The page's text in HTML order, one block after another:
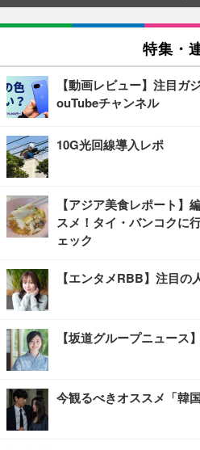
特集・
【動画レビュー】注目ガ
ouTubeチャンネル
10G光回線導入レポ
【アジア美食レポート】
スメ！タイ・バンコクに
ェック
【エンタメRBB】注目の
【坂道グループニュース
今観るべきオススメ「韓